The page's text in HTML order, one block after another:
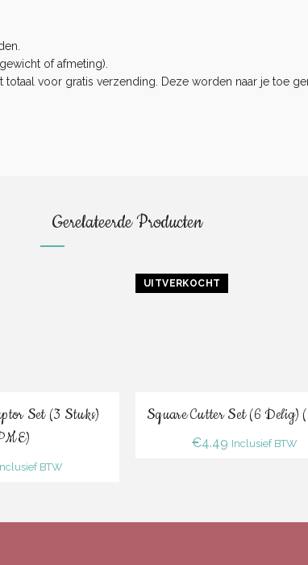
of afmeting).
voor gratis verzending. Deze worden naar je toe
Gerelateerde Producten
BestelSet (3 Stuks)
BTW
UITVERKOCHT
Verder Lezen
Square Cutter Set (6 Delig)
€4.49 Inclusief BTW